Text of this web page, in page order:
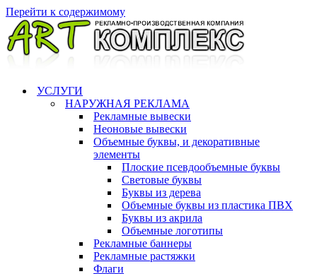
Перейти к содержимому
УСЛУГИ
НАРУЖНАЯ РЕКЛАМА
Рекламные вывески
Неоновые вывески
Объемные буквы, и декоративные
элементы
Плоские псевдообъемные буквы
Световые буквы
Буквы из дерева
Объемные буквы из пластика ПВХ
Буквы из акрила
Объемные логотипы
Рекламные баннеры
Рекламные растяжки
Флаги